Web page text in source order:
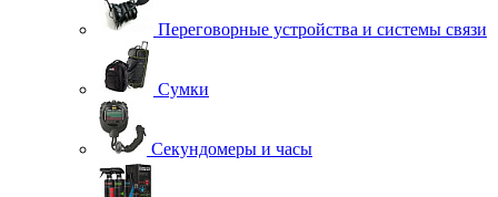
Переговорные устройства и системы связи
Сумки
Секундомеры и часы